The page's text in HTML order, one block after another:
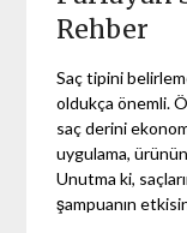
Rehber
Saç tipini
oldukça önemli.
saç derini
uygulama,
Unutma ki,
şampuanın